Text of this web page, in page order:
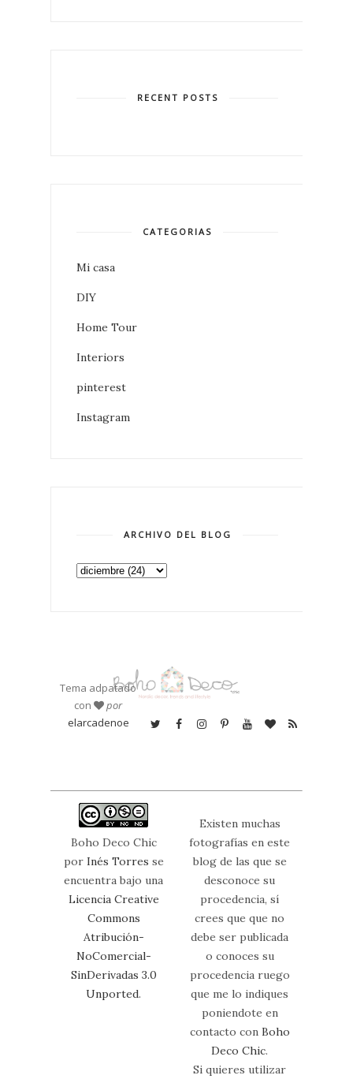
RECENT POSTS
CATEGORIAS
Mi casa
DIY
Home Tour
Interiors
pinterest
Instagram
ARCHIVO DEL BLOG
Tema adpatado
con
por
elarcadenoe
Boho Deco Chic
por Inés Torres se
encuentra bajo una
Licencia Creative
Commons
Atribución-
NoComercial-
SinDerivadas 3.0
Unported.
Existen muchas
fotografías en este
blog de las que se
desconoce su
procedencia, sí
crees que que no
debe ser publicada
o conoces su
procedencia ruego
que me lo indiques
poniendote en
contacto con Boho
Deco Chic.
Si quieres utilizar